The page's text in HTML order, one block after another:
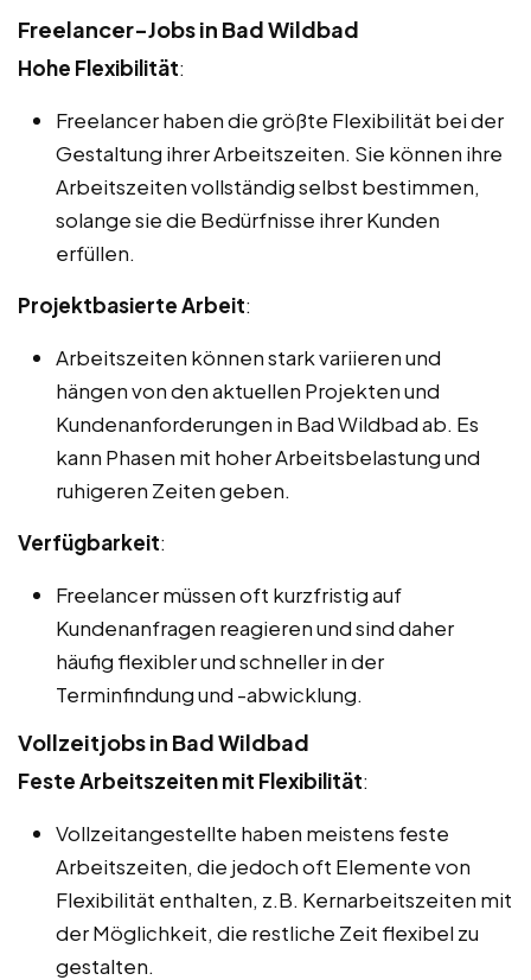
Freelancer-Jobs in Bad Wildbad
Hohe Flexibilität:
Freelancer haben die größte Flexibilität bei der
Gestaltung ihrer Arbeitszeiten. Sie können ihre
Arbeitszeiten vollständig selbst bestimmen,
solange sie die Bedürfnisse ihrer Kunden
erfüllen.
Projektbasierte Arbeit:
Arbeitszeiten können stark variieren und
hängen von den aktuellen Projekten und
Kundenanforderungen in Bad Wildbad ab. Es
kann Phasen mit hoher Arbeitsbelastung und
ruhigeren Zeiten geben.
Verfügbarkeit:
Freelancer müssen oft kurzfristig auf
Kundenanfragen reagieren und sind daher
häufig flexibler und schneller in der
Terminfindung und -abwicklung.
Vollzeitjobs in Bad Wildbad
Feste Arbeitszeiten mit Flexibilität:
Vollzeitangestellte haben meistens feste
Arbeitszeiten, die jedoch oft Elemente von
Flexibilität enthalten, z.B. Kernarbeitszeiten mit
der Möglichkeit, die restliche Zeit flexibel zu
gestalten.